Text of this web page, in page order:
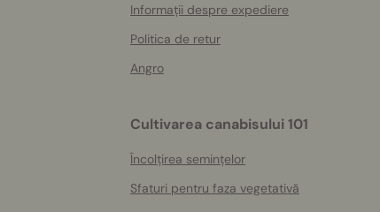
Informații despre expediere
Politica de retur
Angro
Cultivarea canabisului 101
Încolțirea semințelor
Sfaturi pentru faza vegetativă